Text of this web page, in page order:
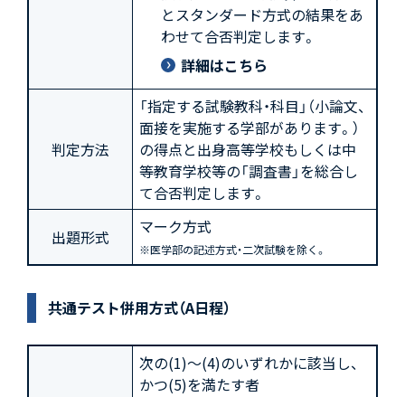
とスタンダード方式の結果をあ
わせて合否判定します。
詳細はこちら
判定方法
「指定する試験教科・科目」（小論文、
面接を実施する学部があります。）
の得点と出身高等学校もしくは中
等教育学校等の「調査書」を総合し
て合否判定します。
出題形式 マーク方式
※医学部の記述方式・二次試験を除く。
共通テスト併用方式（A日程）
次の(1)～(4)のいずれかに該当し、
かつ(5)を満たす者